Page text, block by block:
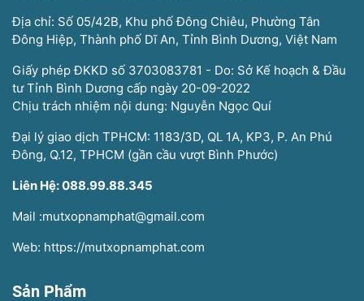
Địa chỉ: Số 05/42B, Khu phố Đông Chiêu, Phường Tân
Đông Hiệp, Thành phố Dĩ An, Tỉnh Bình Dương, Việt Nam
Giấy phép ĐKKD số 3703083781 - Do: Sở Kế hoạch & Đầu
tư Tỉnh Bình Dương cấp ngày 20-09-2022
Chịu trách nhiệm nội dung: Nguyễn Ngọc Quí
Đại lý giao dịch TPHCM: 1183/3D, QL 1A, KP3, P. An Phú
Đông, Q.12, TPHCM (gần cầu vượt Bình Phước)
Liên Hệ: 088.99.88.345
Mail :mutxopnamphat@gmail.com
Web: https://mutxopnamphat.com
Sản Phẩm